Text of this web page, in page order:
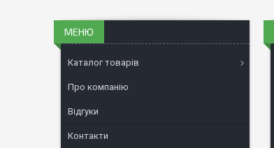
Каталог товарів
Про компанію
Відгуки
Контакти